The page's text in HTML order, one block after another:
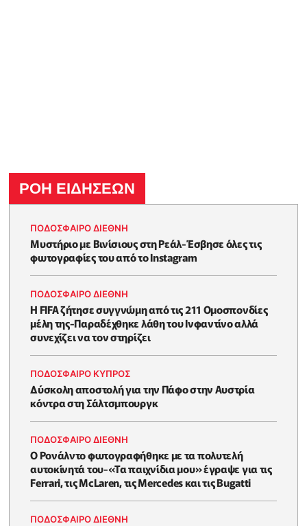
ΡΟΗ ΕΙΔΗΣΕΩΝ
ΠΟΔΟΣΦΑΙΡΟ ΔΙΕΘΝΗ
Μυστήριο με Βινίσιους στη Ρεάλ-Έσβησε όλες τις
φωτογραφίες του από το Instagram
ΠΟΔΟΣΦΑΙΡΟ ΔΙΕΘΝΗ
Η FIFA ζήτησε συγγνώμη από τις 211 Ομοσπονδίες
μέλη της-Παραδέχθηκε λάθη του Ινφαντίνο αλλά
συνεχίζει να τον στηρίζει
ΠΟΔΟΣΦΑΙΡΟ ΚΥΠΡΟΣ
Δύσκολη αποστολή για την Πάφο στην Αυστρία
κόντρα στη Σάλτσμπουργκ
ΠΟΔΟΣΦΑΙΡΟ ΔΙΕΘΝΗ
Ο Ρονάλντο φωτογραφήθηκε με τα πολυτελή
αυτοκίνητά του-«Τα παιχνίδια μου» έγραψε για τις
Ferrari, τις McLaren, τις Mercedes και τις Bugatti
ΠΟΔΟΣΦΑΙΡΟ ΔΙΕΘΝΗ